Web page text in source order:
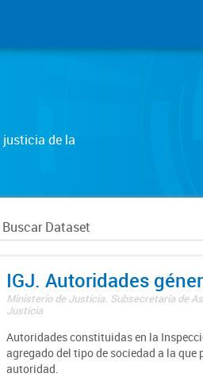
de la
IGJ. Autoridades
Ministerio de Justicia. Subsecretaría de
Justicia
Autoridades constituidas en la
agregado del tipo de sociedad a la que
autoridad.